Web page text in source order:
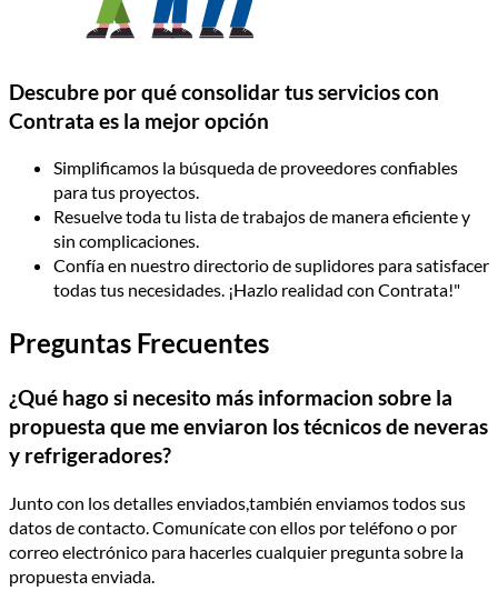
Descubre por qué consolidar tus servicios con
Contrata es la mejor opción
Simplificamos la búsqueda de proveedores confiables
para tus proyectos.
Resuelve toda tu lista de trabajos de manera eficiente y
sin complicaciones.
Confía en nuestro directorio de suplidores para satisfacer
todas tus necesidades. ¡Hazlo realidad con Contrata!"
Preguntas Frecuentes
¿Qué hago si necesito más informacion sobre la
propuesta que me enviaron los técnicos de neveras
y refrigeradores?
Junto con los detalles enviados,también enviamos todos sus
datos de contacto. Comunícate con ellos por teléfono o por
correo electrónico para hacerles cualquier pregunta sobre la
propuesta enviada.